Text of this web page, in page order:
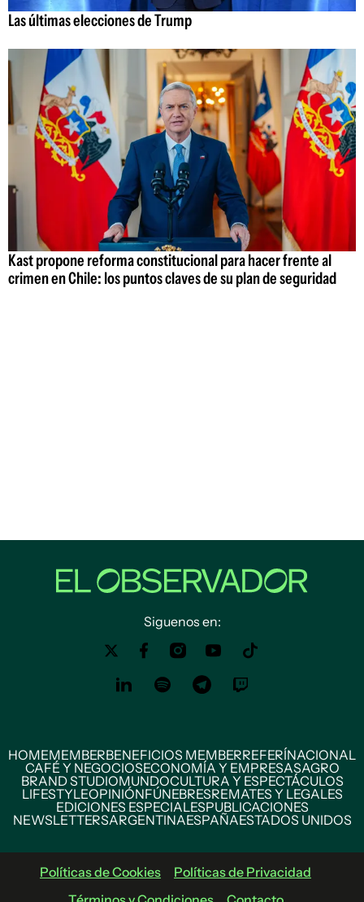
Las últimas elecciones de Trump
Kast propone reforma constitucional para hacer frente al
crimen en Chile: los puntos claves de su plan de seguridad
Siguenos en:
HOMEMEMBERBENEFICIOS MEMBERREFERÍNACIONAL
CAFÉ Y NEGOCIOSECONOMÍA Y EMPRESASAGRO
BRAND STUDIOMUNDOCULTURA Y ESPECTÁCULOS
LIFESTYLEOPINIÓNFÚNEBRESREMATES Y LEGALES
EDICIONES ESPECIALESPUBLICACIONES
NEWSLETTERSARGENTINAESPAÑAESTADOS UNIDOS
Políticas de Cookies
Políticas de Privacidad